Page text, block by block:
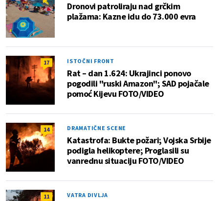
Dronovi patroliraju nad grčkim
plažama: Kazne idu do 73.000 evra
17 ISTOČNI FRONT
Rat – dan 1.624: Ukrajinci ponovo
pogodili "ruski Amazon"; SAD pojačale
pomoć Kijevu FOTO/VIDEO
14 DRAMATIČNE SCENE
Katastrofa: Bukte požari; Vojska Srbije
podigla helikoptere; Proglasili su
vanrednu situaciju FOTO/VIDEO
11 VATRA DIVLJA